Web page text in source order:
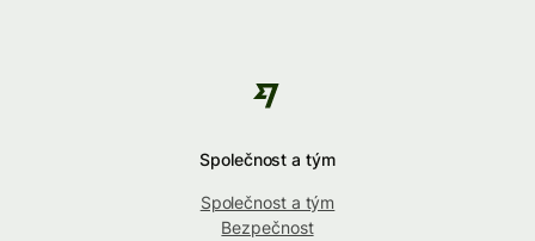
Společnost a tým
Společnost a tým
Bezpečnost